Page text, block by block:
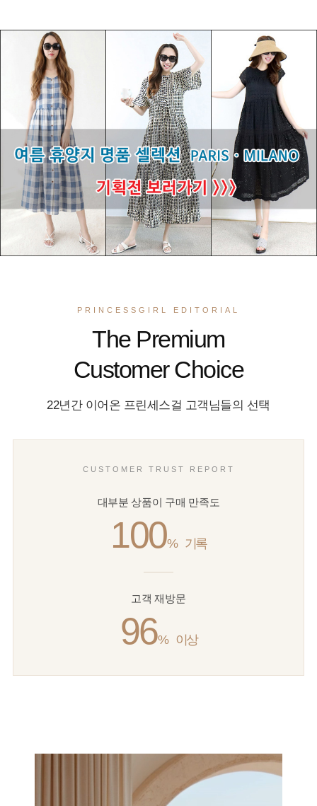
PRINCESSGIRL EDITORIAL
The Premium
Customer Choice
22년간 이어온 프린세스걸 고객님들의 선택
CUSTOMER TRUST REPORT
대부분 상품이 구매 만족도
100% 기록
고객 재방문
96% 이상